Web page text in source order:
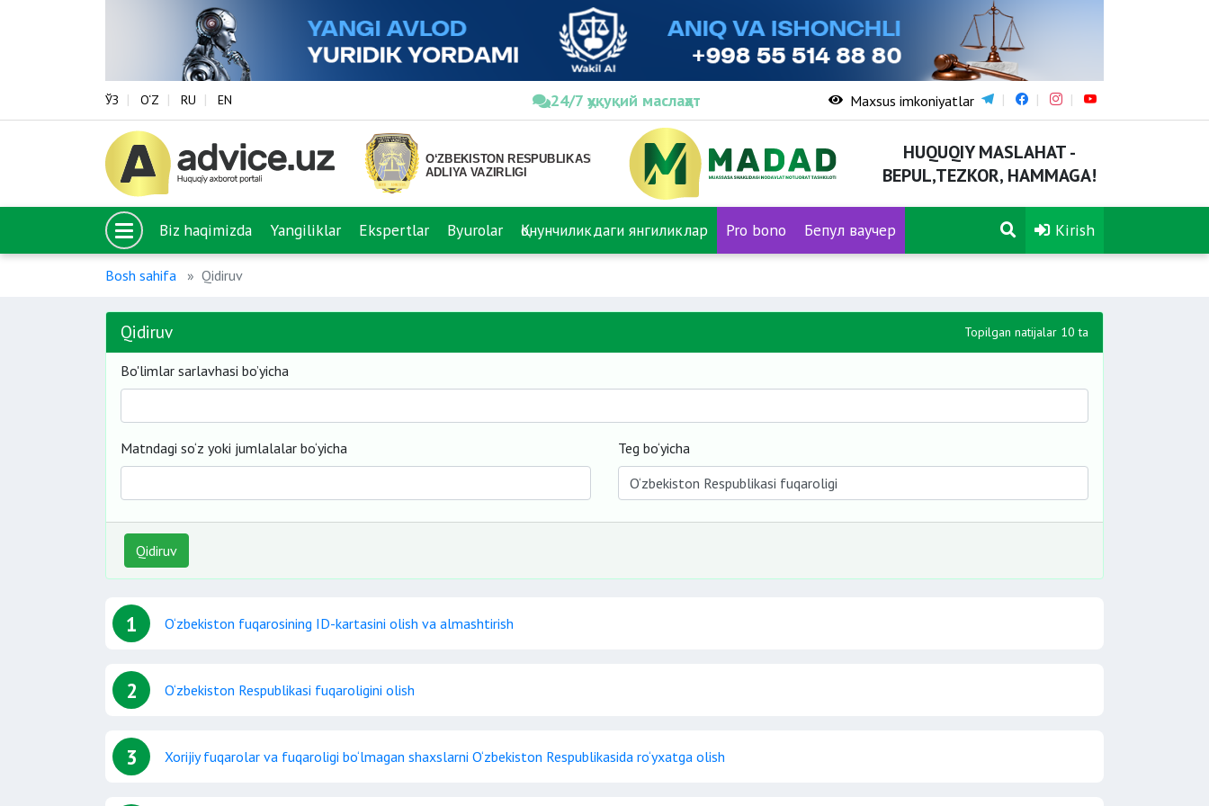
ЎЗ O‘Z RU EN 24/7 ҳуқуқий маслаҳат Maxsus imkoniyatlar
HUQUQIY MASLAHAT -
BEPUL,TEZKOR, HAMMAGA!
Biz haqimizda Yangiliklar Ekspertlar Byurolar Қонунчиликдаги янгиликлар Pro bono Бепул ваучер Kirish
Bosh sahifa Qidiruv
Qidiruv Topilgan natijalar 10 ta
Bo'limlar sarlavhasi bo’yicha
Matndagi so‘z yoki jumlalalar bo‘yicha Teg bo‘yicha
Qidiruv
1 O‘zbekiston fuqarosining ID-kartasini olish va almashtirish
2 O‘zbekiston Respublikasi fuqaroligini olish
3 Xorijiy fuqarolar va fuqaroligi bo‘lmagan shaxslarni O‘zbekiston Respublikasida ro‘yxatga olish